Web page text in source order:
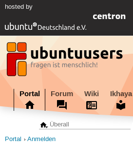
hosted by
Portal Forum Wiki Ikhaya
Portal Anmelden